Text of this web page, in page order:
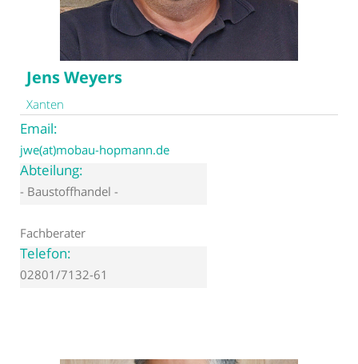
Jens Weyers
Xanten
Email:
jwe(at)mobau-hopmann.de
Abteilung:
- Baustoffhandel -
Fachberater
Telefon:
02801/7132-61